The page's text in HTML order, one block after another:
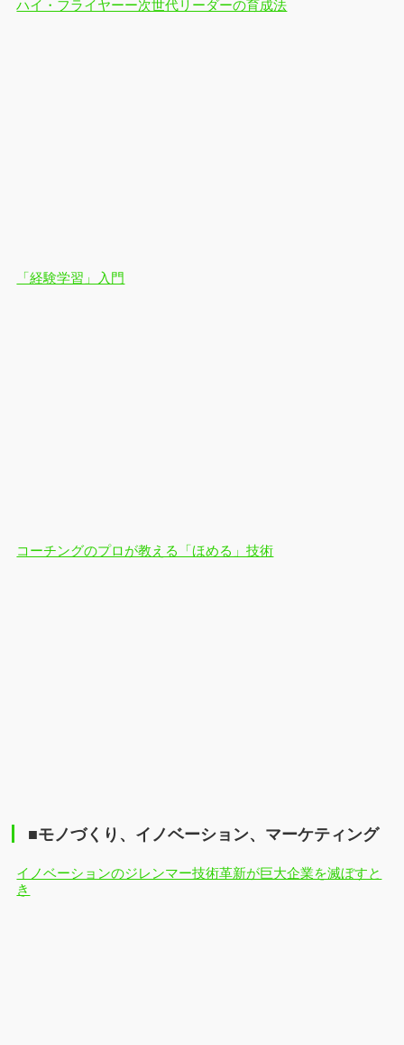
ハイ・フライヤーー次世代リーダーの育成法
「経験学習」入門
コーチングのプロが教える「ほめる」技術
■モノづくり、イノベーション、マーケティング
イノベーションのジレンマー技術革新が巨大企業を滅ぼすと
き